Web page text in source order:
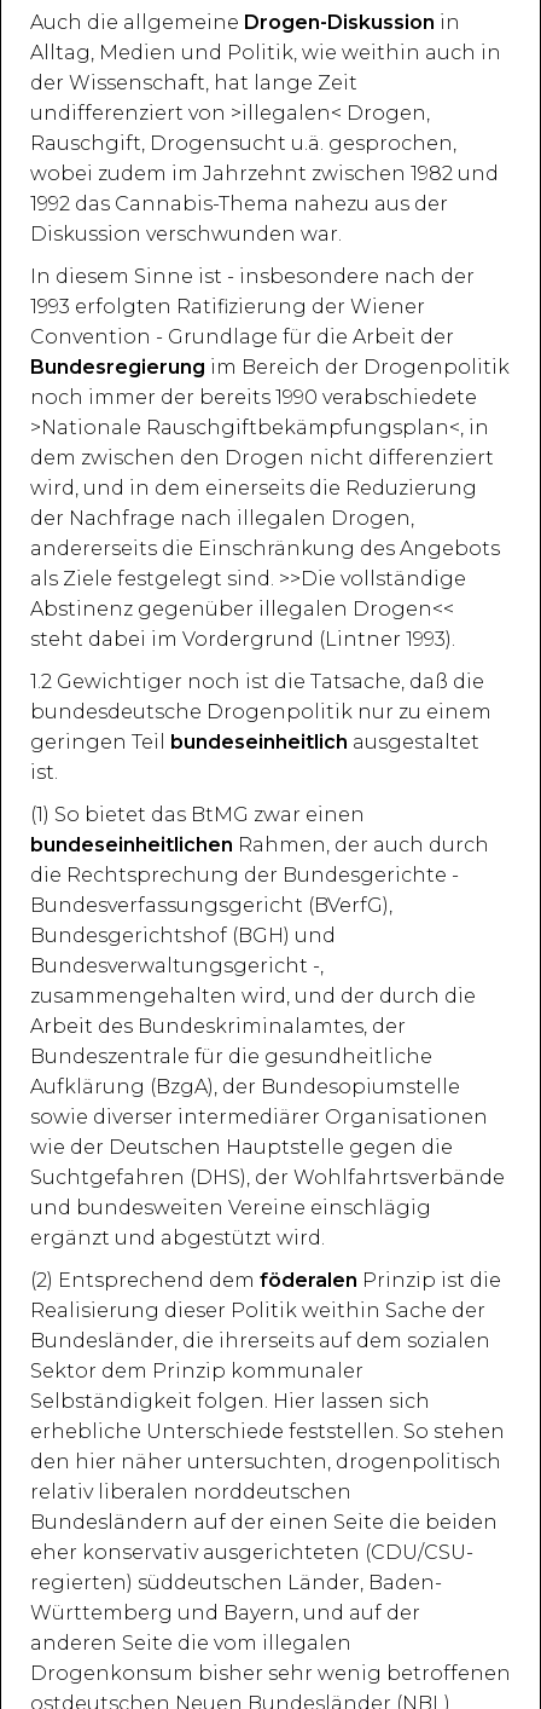
Auch die allgemeine Drogen-Diskussion in
Alltag, Medien und Politik, wie weithin auch in
der Wissenschaft, hat lange Zeit
undifferenziert von >illegalen< Drogen,
Rauschgift, Drogensucht u.ä. gesprochen,
wobei zudem im Jahrzehnt zwischen 1982 und
1992 das Cannabis-Thema nahezu aus der
Diskussion verschwunden war.
In diesem Sinne ist - insbesondere nach der
1993 erfolgten Ratifizierung der Wiener
Convention - Grundlage für die Arbeit der
Bundesregierung im Bereich der Drogenpolitik
noch immer der bereits 1990 verabschiedete
>Nationale Rauschgiftbekämpfungsplan<, in
dem zwischen den Drogen nicht differenziert
wird, und in dem einerseits die Reduzierung
der Nachfrage nach illegalen Drogen,
andererseits die Einschränkung des Angebots
als Ziele festgelegt sind. >>Die vollständige
Abstinenz gegenüber illegalen Drogen<<
steht dabei im Vordergrund (Lintner 1993).
1.2 Gewichtiger noch ist die Tatsache, daß die
bundesdeutsche Drogenpolitik nur zu einem
geringen Teil bundeseinheitlich ausgestaltet
ist.
(1) So bietet das BtMG zwar einen
bundeseinheitlichen Rahmen, der auch durch
die Rechtsprechung der Bundesgerichte -
Bundesverfassungsgericht (BVerfG),
Bundesgerichtshof (BGH) und
Bundesverwaltungsgericht -,
zusammengehalten wird, und der durch die
Arbeit des Bundeskriminalamtes, der
Bundeszentrale für die gesundheitliche
Aufklärung (BzgA), der Bundesopiumstelle
sowie diverser intermediärer Organisationen
wie der Deutschen Hauptstelle gegen die
Suchtgefahren (DHS), der Wohlfahrtsverbände
und bundesweiten Vereine einschlägig
ergänzt und abgestützt wird.
(2) Entsprechend dem föderalen Prinzip ist die
Realisierung dieser Politik weithin Sache der
Bundesländer, die ihrerseits auf dem sozialen
Sektor dem Prinzip kommunaler
Selbständigkeit folgen. Hier lassen sich
erhebliche Unterschiede feststellen. So stehen
den hier näher untersuchten, drogenpolitisch
relativ liberalen norddeutschen
Bundesländern auf der einen Seite die beiden
eher konservativ ausgerichteten (CDU/CSU-
regierten) süddeutschen Länder, Baden-
Württemberg und Bayern, und auf der
anderen Seite die vom illegalen
Drogenkonsum bisher sehr wenig betroffenen
ostdeutschen Neuen Bundesländer (NBL)